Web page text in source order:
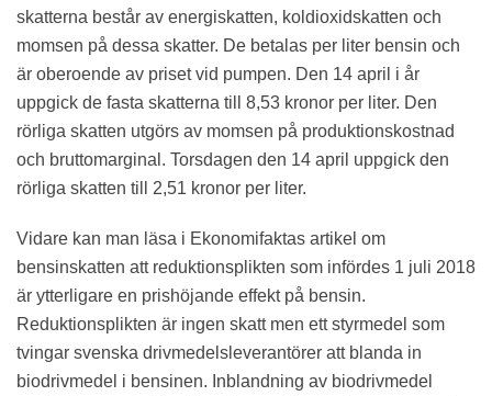
skatterna består av energiskatten, koldioxidskatten och
momsen på dessa skatter. De betalas per liter bensin och
är oberoende av priset vid pumpen. Den 14 april i år
uppgick de fasta skatterna till 8,53 kronor per liter. Den
rörliga skatten utgörs av momsen på produktionskostnad
och bruttomarginal. Torsdagen den 14 april uppgick den
rörliga skatten till 2,51 kronor per liter.
Vidare kan man läsa i Ekonomifaktas artikel om
bensinskatten att reduktionsplikten som infördes 1 juli 2018
är ytterligare en prishöjande effekt på bensin.
Reduktionsplikten är ingen skatt men ett styrmedel som
tvingar svenska drivmedelsleverantörer att blanda in
biodrivmedel i bensinen. Inblandning av biodrivmedel